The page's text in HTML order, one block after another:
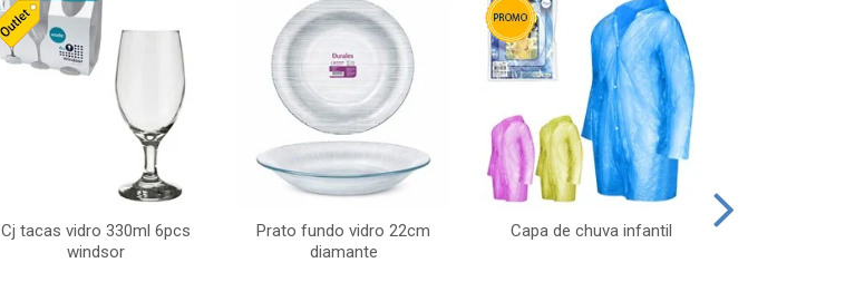
Cj tacas vidro 330ml 6pcs
windsor
Prato fundo vidro 22cm
diamante
Capa de chuva infantil